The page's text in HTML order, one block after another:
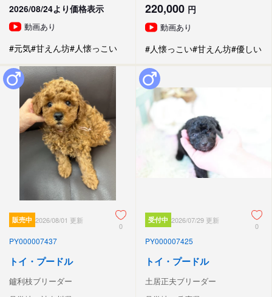
2026/08/24より価格表示
動画あり
#元気#甘えん坊#人懐っこい
220,000 円
動画あり
#人懐っこい#甘えん坊#優しい
販売中 2026/08/01 更新
0
PY000007437
トイ・プードル
鑪利枝ブリーダー
受付中 2026/07/29 更新
0
PY000007425
トイ・プードル
土居正夫ブリーダー